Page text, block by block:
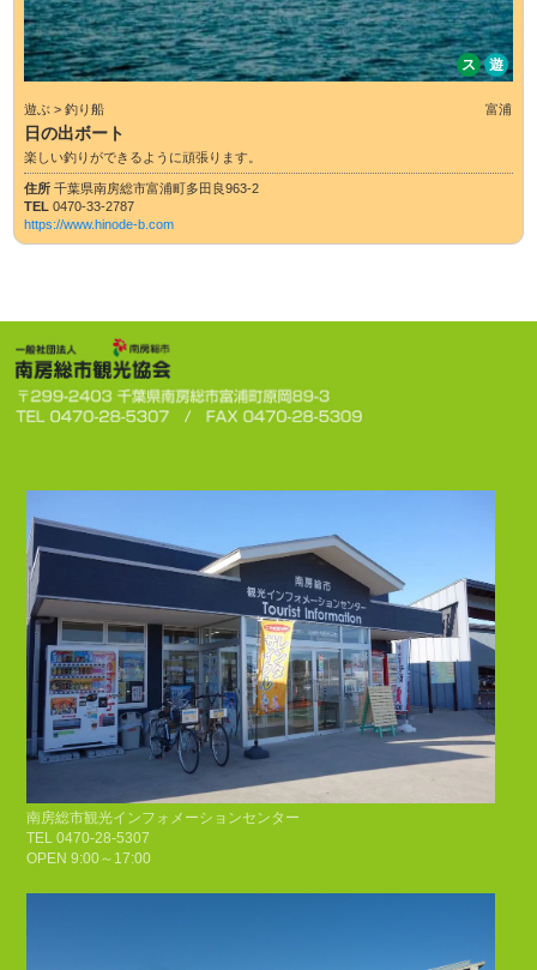
ス 遊
遊ぶ > 釣り船 富浦
日の出ボート
楽しい釣りができるように頑張ります。
住所千葉県南房総市富浦町多田良963-2
TEL0470-33-2787
https://www.hinode-b.com
南房総市観光インフォメーションセンター
TEL 0470-28-5307
OPEN 9:00～17:00